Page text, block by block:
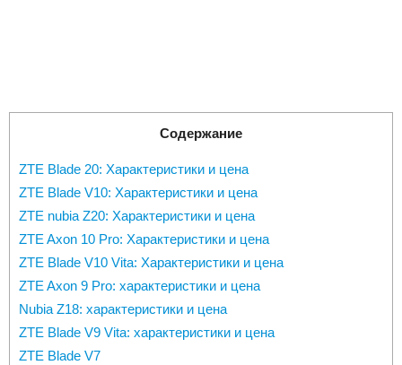
Содержание
ZTE Blade 20: Характеристики и цена
ZTE Blade V10: Характеристики и цена
ZTE nubia Z20: Характеристики и цена
ZTE Axon 10 Pro: Характеристики и цена
ZTE Blade V10 Vita: Характеристики и цена
ZTE Axon 9 Pro: характеристики и цена
Nubia Z18: характеристики и цена
ZTE Blade V9 Vita: характеристики и цена
ZTE Blade V7